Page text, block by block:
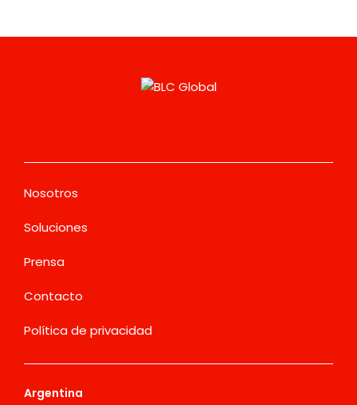
Nosotros
Soluciones
Prensa
Contacto
Política de privacidad
Argentina